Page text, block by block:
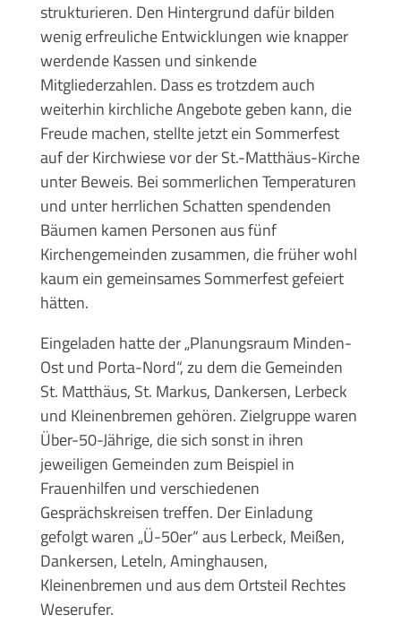
strukturieren. Den Hintergrund dafür bilden
wenig erfreuliche Entwicklungen wie knapper
werdende Kassen und sinkende
Mitgliederzahlen. Dass es trotzdem auch
weiterhin kirchliche Angebote geben kann, die
Freude machen, stellte jetzt ein Sommerfest
auf der Kirchwiese vor der St.-Matthäus-Kirche
unter Beweis. Bei sommerlichen Temperaturen
und unter herrlichen Schatten spendenden
Bäumen kamen Personen aus fünf
Kirchengemeinden zusammen, die früher wohl
kaum ein gemeinsames Sommerfest gefeiert
hätten.
Eingeladen hatte der „Planungsraum Minden-
Ost und Porta-Nord“, zu dem die Gemeinden
St. Matthäus, St. Markus, Dankersen, Lerbeck
und Kleinenbremen gehören. Zielgruppe waren
Über-50-Jährige, die sich sonst in ihren
jeweiligen Gemeinden zum Beispiel in
Frauenhilfen und verschiedenen
Gesprächskreisen treffen. Der Einladung
gefolgt waren „Ü-50er“ aus Lerbeck, Meißen,
Dankersen, Leteln, Aminghausen,
Kleinenbremen und aus dem Ortsteil Rechtes
Weserufer.